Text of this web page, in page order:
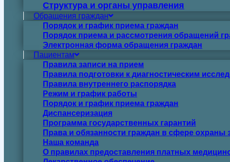
Структура и органы управления
Обращения граждан
Порядок и график приема граждан
Порядок приема и рассмотрения обращений
Электронная форма обращения граждан
Пациентам
Правила записи на прием
Правила подготовки к диагностическим
Правила внутреннего распорядка
Режим и график работы
Порядок и график приема граждан
Диспансеризация
Программа государственных гарантий
Права и обязанности граждан в сфере охраны
Наша команда
О правилах предоставления платных